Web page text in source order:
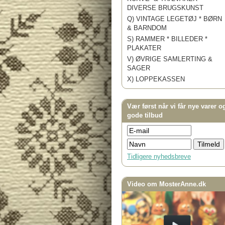
DIVERSE BRUGSKUNST
Q) VINTAGE LEGETØJ * BØRN
& BARNDOM
S) RAMMER * BILLEDER *
PLAKATER
V) ØVRIGE SAMLERTING &
SAGER
X) LOPPEKASSEN
Vær først når vi får nye varer
gode tilbud
Tidligere nyhedsbreve
Video om MosterAnne.dk